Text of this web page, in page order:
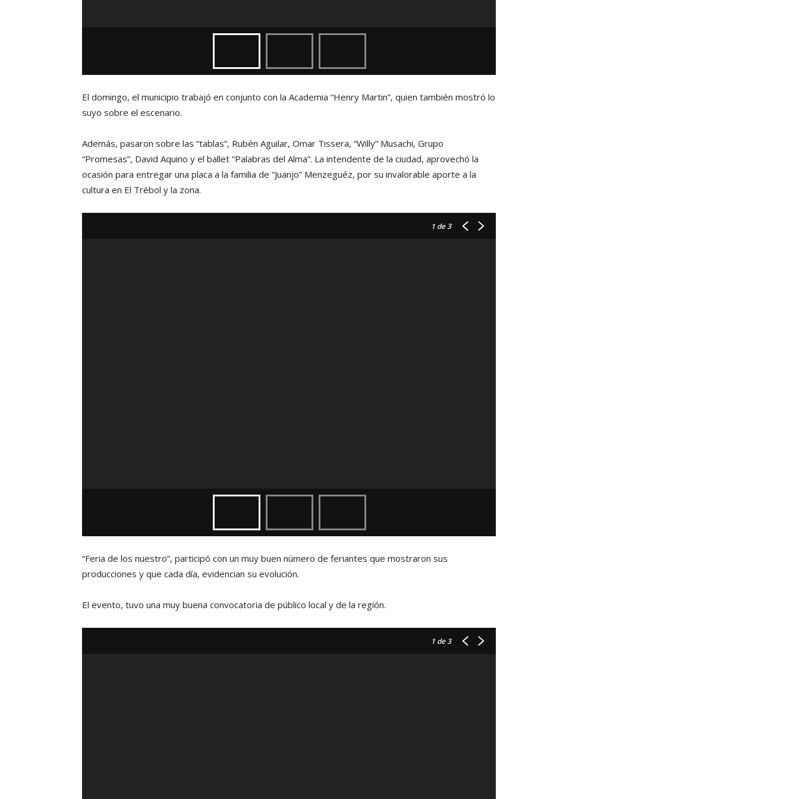
El domingo, el municipio trabajó en conjunto con la Academia “Henry Martin”, quien también mostró lo
suyo sobre el escenario.
Además, pasaron sobre las “tablas”, Rubén Aguilar, Omar Tissera, “Willy” Musachi, Grupo
“Promesas”, David Aquino y el ballet “Palabras del Alma”. La intendente de la ciudad, aprovechó la
ocasión para entregar una placa a la familia de “Juanjo” Menzeguéz, por su invalorable aporte a la
cultura en El Trébol y la zona.
1 de 3
“Feria de los nuestro”, participó con un muy buen número de feriantes que mostraron sus
producciones y que cada día, evidencian su evolución.
El evento, tuvo una muy buena convocatoria de público local y de la región.
1 de 3